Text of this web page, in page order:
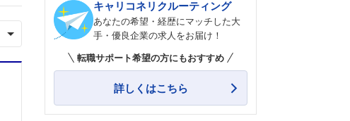
キャリコネリクルーティング
あなたの希望・経歴にマッチした大
手・優良企業の求人をお届け！
転職サポート希望の方にもおすすめ
詳しくはこちら